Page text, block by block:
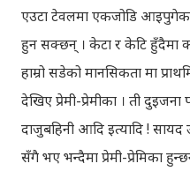
एउटा टेवलमा एकजोडि
हुन सक्छन् । केटा र केटि हुँदैमा
हाम्रो सडेको मानसिकता मा
देखिए प्रेमी-प्रेमीका । ती
दाजुबहिनी आदि इत्यादि !
सँगै भए भन्दैमा प्रेमी-प्रेमिका